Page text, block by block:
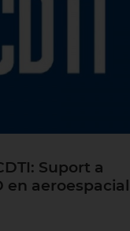
Suport a
en aeroespacial